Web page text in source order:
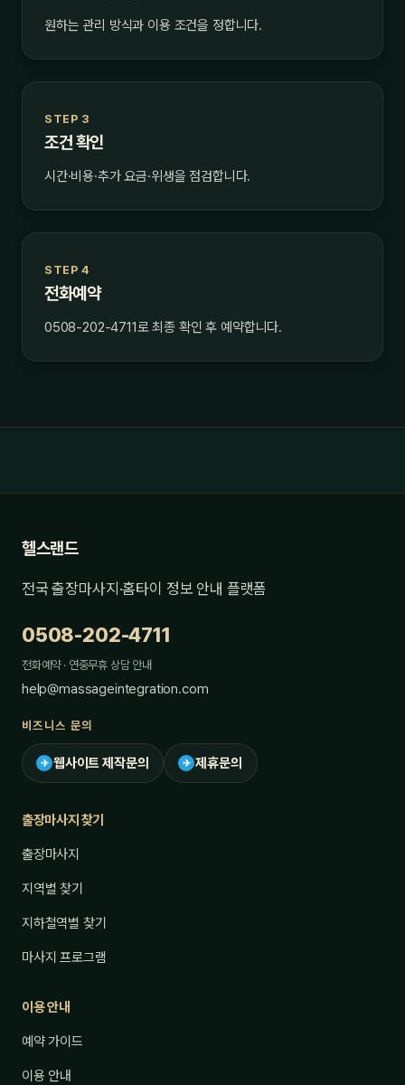
원하는 관리 방식과 이용 조건을 정합니다.
STEP 3
조건 확인
시간·비용·추가 요금·위생을 점검합니다.
STEP 4
전화예약
0508-202-4711로 최종 확인 후 예약합니다.
헬스랜드
전국 출장마사지·홈타이 정보 안내 플랫폼
0508-202-4711
전화예약 · 연중무휴 상담 안내
help@massageintegration.com
비즈니스 문의
✈ 웹사이트 제작문의 ✈ 제휴문의
출장마사지 찾기
출장마사지
지역별 찾기
지하철역별 찾기
마사지 프로그램
이용 안내
예약 가이드
이용 안내